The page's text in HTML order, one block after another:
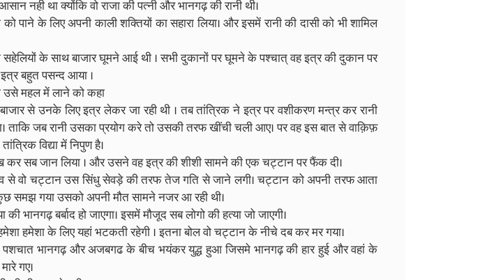
नही था क्योंकि वो राजा की पत्नी और भानगढ़ की रानी थी।
पाने के लिए अपनी काली शक्तियों का सहारा लिया। और इसमें रानी की दासी को भी शामिल
सहेलियों के साथ बाजार घूमने आई थी । सभी दुकानों पर घूमने के पश्चात् वह इत्र की दुकान पर
बहुत पसन्द आया ।
महल में लाने को कहा
से उनके लिए इत्र लेकर जा रही थी । तब तांत्रिक ने इत्र पर वशीकरण मन्त्र कर रानी
ताकि जब रानी उसका प्रयोग करे तो उसकी तरफ खींची चली आए। पर वह इस बात से वाक़िफ़
विद्या में निपुण है।
कर सब जान लिया । और उसने वह इत्र की शीशी सामने की एक चट्टान पर फैंक दी।
से वो चट्टान उस सिंधु सेवड़े की तरफ तेज गति से जाने लगी। चट्टान को अपनी तरफ आता
समझ गया उसको अपनी मौत सामने नजर आ रही थी।
भानगढ़ बर्बाद हो जाएगा। इसमें मौजूद सब लोगो की हत्या जो जाएगी।
हमेशा के लिए यहां भटकती रहेगी । इतना बोल वो चट्टान के नीचे दब कर मर गया।
भानगढ़ और अजबगढ के बीच भयंकर युद्ध हुआ जिसमे भानगढ़ की हार हुई और वहां के
गए।